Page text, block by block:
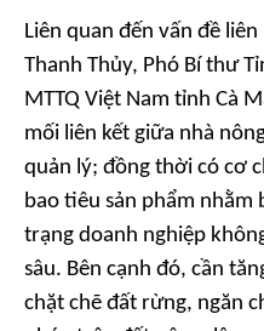
Liên quan đến vấn đề
Thanh Thủy, Phó Bí thư
MTTQ Việt Nam tỉnh Cà
mối liên kết giữa nhà
quản lý; đồng thời có cơ
bao tiêu sản phẩm
trạng doanh nghiệp
sâu. Bên cạnh đó, cần
chặt chẽ đất rừng, ngăn